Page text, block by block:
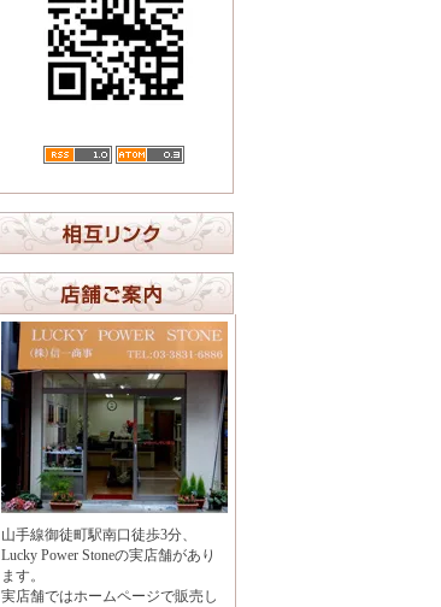
山手線御徒町駅南口徒歩3分、
Lucky Power Stoneの実店舗があり
ます。
実店舗ではホームページで販売し